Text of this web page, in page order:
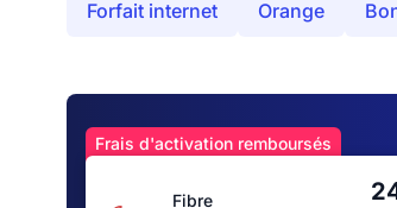
Forfait internet Orange
Frais d'activation remboursés
Fibre